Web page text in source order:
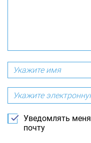
Уведомлять
почту